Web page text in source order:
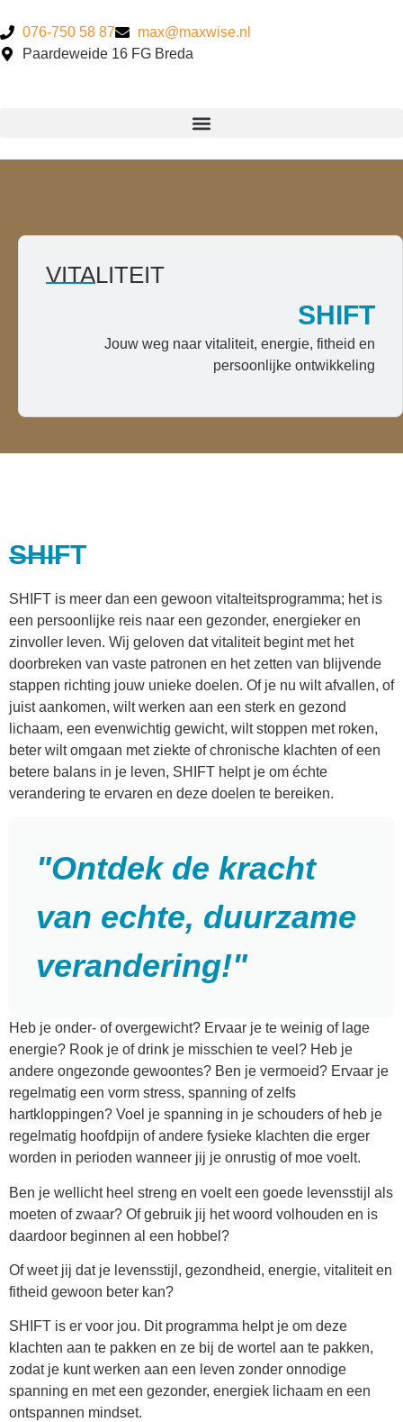
076-750 58 87
max@maxwise.nl
Paardeweide 16 FG Breda
VITALITEIT
SHIFT
Jouw weg naar vitaliteit, energie, fitheid en
persoonlijke ontwikkeling
SHIFT
SHIFT is meer dan een gewoon vitalteitsprogramma; het is
een persoonlijke reis naar een gezonder, energieker en
zinvoller leven. Wij geloven dat vitaliteit begint met het
doorbreken van vaste patronen en het zetten van blijvende
stappen richting jouw unieke doelen. Of je nu wilt afvallen, of
juist aankomen, wilt werken aan een sterk en gezond
lichaam, een evenwichtig gewicht, wilt stoppen met roken,
beter wilt omgaan met ziekte of chronische klachten of een
betere balans in je leven, SHIFT helpt je om échte
verandering te ervaren en deze doelen te bereiken.
"Ontdek de kracht
van echte, duurzame
verandering!"
Heb je onder- of overgewicht? Ervaar je te weinig of lage
energie? Rook je of drink je misschien te veel? Heb je
andere ongezonde gewoontes? Ben je vermoeid? Ervaar je
regelmatig een vorm stress, spanning of zelfs
hartkloppingen? Voel je spanning in je schouders of heb je
regelmatig hoofdpijn of andere fysieke klachten die erger
worden in perioden wanneer jij je onrustig of moe voelt.
Ben je wellicht heel streng en voelt een goede levensstijl als
moeten of zwaar? Of gebruik jij het woord volhouden en is
daardoor beginnen al een hobbel?
Of weet jij dat je levensstijl, gezondheid, energie, vitaliteit en
fitheid gewoon beter kan?
SHIFT is er voor jou. Dit programma helpt je om deze
klachten aan te pakken en ze bij de wortel aan te pakken,
zodat je kunt werken aan een leven zonder onnodige
spanning en met een gezonder, energiek lichaam en een
ontspannen mindset.